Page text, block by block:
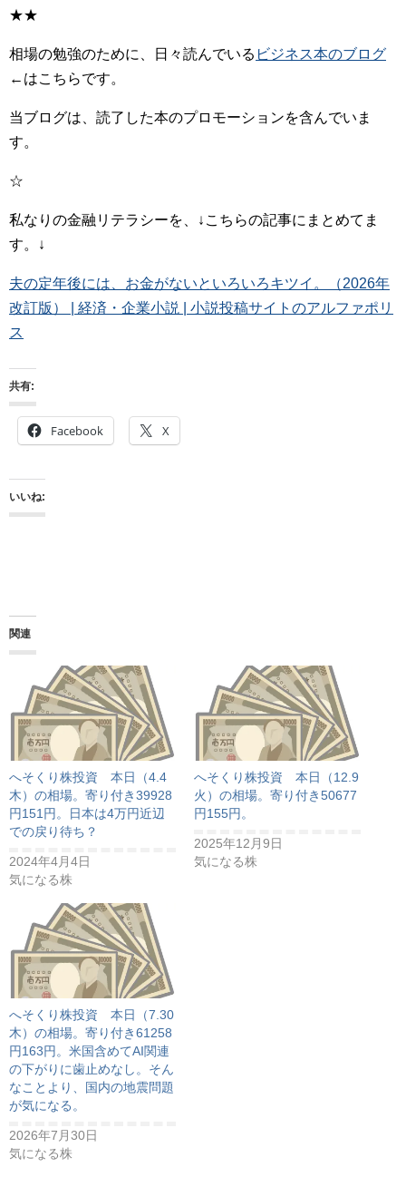
★★
相場の勉強のために、日々読んでいる ビジネス本のブログ
←はこちらです。
当ブログは、読了した本のプロモーションを含んでいま
す。
☆
私なりの金融リテラシーを、↓こちらの記事にまとめてま
す。↓
夫の定年後には、お金がないといろいろキツイ。（2026年
改訂版） | 経済・企業小説 | 小説投稿サイトのアルファポリ
ス
共有:
Facebook X
いいね:
関連
へそくり株投資 本日（4.4
木）の相場。寄り付き39928
円151円。日本は4万円近辺
での戻り待ち？
2024年4月4日
気になる株
へそくり株投資 本日（12.9
火）の相場。寄り付き50677
円155円。
2025年12月9日
気になる株
へそくり株投資 本日（7.30
木）の相場。寄り付き61258
円163円。米国含めてAI関連
の下がりに歯止めなし。そん
なことより、国内の地震問題
が気になる。
2026年7月30日
気になる株